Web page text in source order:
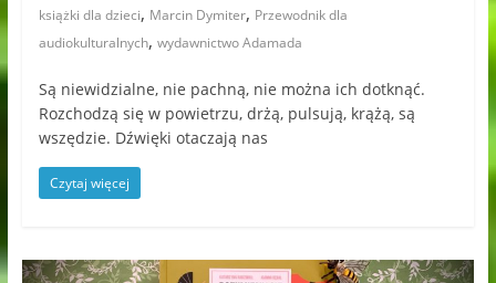
książki dla dzieci, Marcin Dymiter, Przewodnik dla
audiokulturalnych, wydawnictwo Adamada
Są niewidzialne, nie pachną, nie można ich dotknąć.
Rozchodzą się w powietrzu, drżą, pulsują, krążą, są
wszędzie. Dźwięki otaczają nas
Czytaj więcej